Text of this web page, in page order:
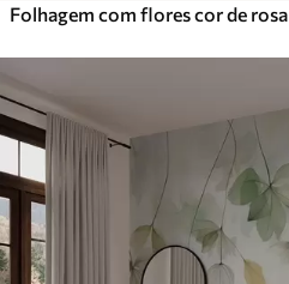
Folhagem com flores cor de rosa